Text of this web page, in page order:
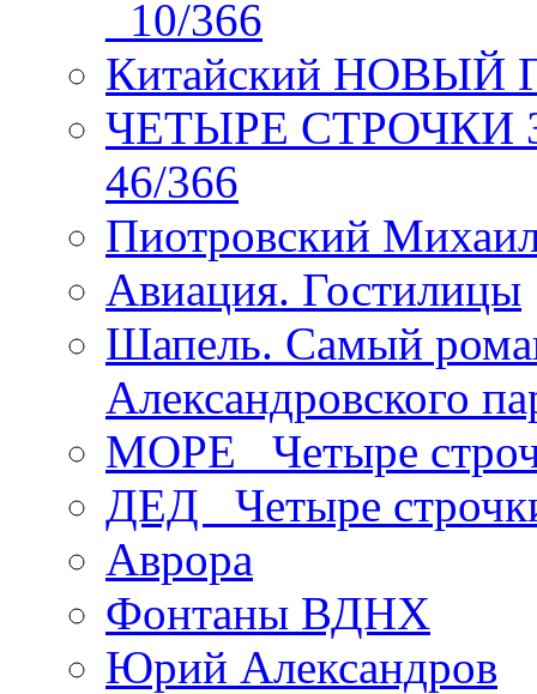
_10/366
Китайский НОВЫЙ
ЧЕТЫРЕ СТРОЧКИ
46/366
Пиотровский
Авиация. Гостилицы
Шапель. Самый
Александровского
МОРЕ _Четыре
ДЕД _Четыре
Аврора
Фонтаны ВДНХ
Юрий Александров